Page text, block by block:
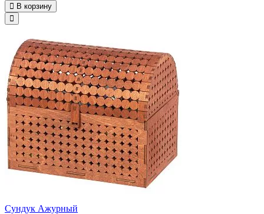
В корзину
Сундук Ажурный